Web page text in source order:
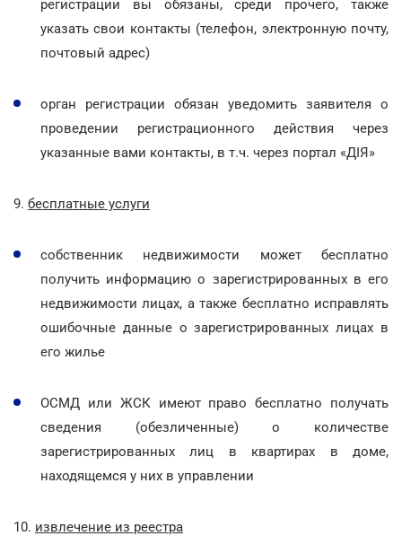
регистрации вы обязаны, среди прочего, также
указать свои контакты (телефон, электронную почту,
почтовый адрес)
орган регистрации обязан уведомить заявителя о
проведении регистрационного действия через
указанные вами контакты, в т.ч. через портал «ДІЯ»
9. бесплатные услуги
собственник недвижимости может бесплатно
получить информацию о зарегистрированных в его
недвижимости лицах, а также бесплатно исправлять
ошибочные данные о зарегистрированных лицах в
его жилье
ОСМД или ЖСК имеют право бесплатно получать
сведения (обезличенные) о количестве
зарегистрированных лиц в квартирах в доме,
находящемся у них в управлении
10. извлечение из реестра